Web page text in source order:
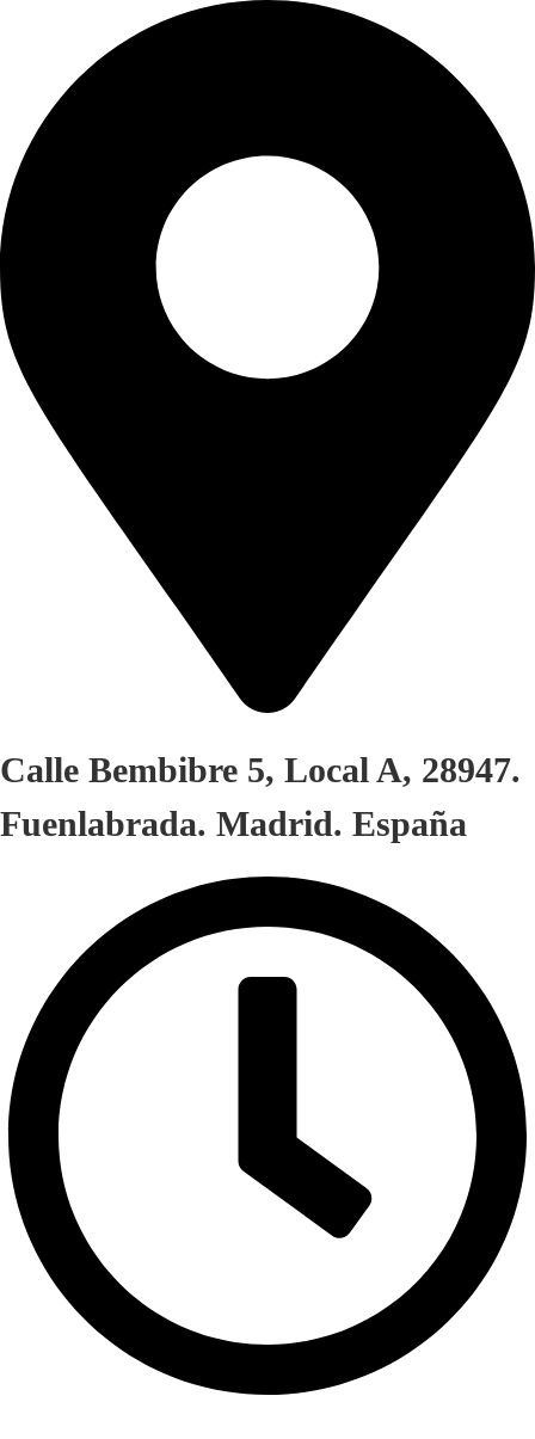
Calle Bembibre 5, Local A, 28947.
Fuenlabrada. Madrid. España